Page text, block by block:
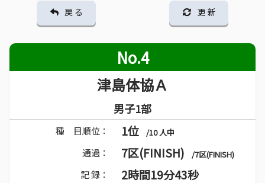
戻 る 更 新
No.4
津島体協Ａ
男子1部
種 目順位： 1位 /10 人中
通過： 7区(FINISH) /7区(FINISH)
記 録： 2時間19分43秒